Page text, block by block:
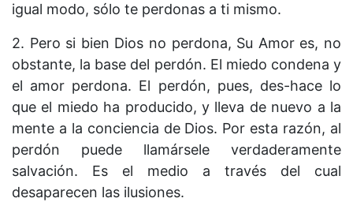
igual modo, sólo te perdonas a ti mismo.
2. Pero si bien Dios no perdona, Su Amor es, no
obstante, la base del perdón. El miedo condena y
el amor perdona. El perdón, pues, des-hace lo
que el miedo ha producido, y lleva de nuevo a la
mente a la conciencia de Dios. Por esta razón, al
perdón puede llamársele verdaderamente
salvación. Es el medio a través del cual
desaparecen las ilusiones.